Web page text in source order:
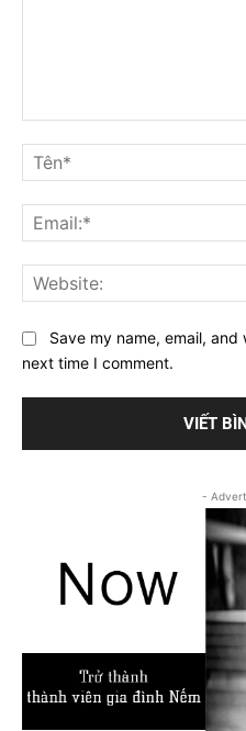
luận
Save my name, email,
next time I comment.
-